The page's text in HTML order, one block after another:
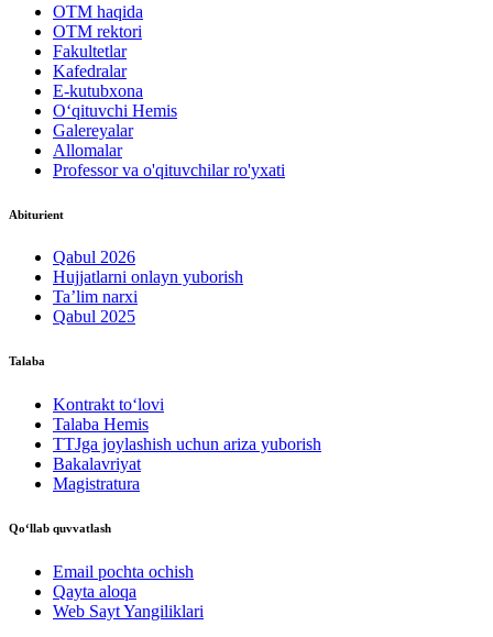
OTM haqida
OTM rektori
Fakultetlar
Kafedralar
E-kutubxona
O‘qituvchi Hemis
Galereyalar
Allomalar
Professor va o'qituvchilar ro'yxati
Abiturient
Qabul 2026
Hujjatlarni onlayn yuborish
Ta’lim narxi
Qabul 2025
Talaba
Kontrakt to‘lovі
Talaba Hemis
TTJga joylashish uchun ariza yuborish
Bakalavriyat
Magistratura
Qo‘llab quvvatlash
Email pochta ochish
Qayta aloqa
Web Sayt Yangiliklari